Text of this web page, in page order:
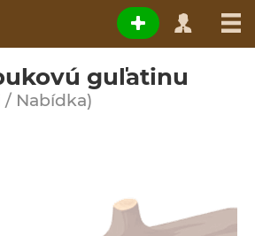
guľatinu
/ Nabídka)